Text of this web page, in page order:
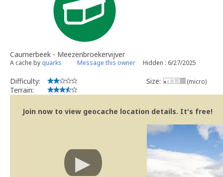
Caumerbeek - Meezenbroekervijver
A cache by quarks Message this owner Hidden : 6/27/2025
Difficulty:
Terrain:
Size: (micro)
Join now to view geocache location details. It's free!